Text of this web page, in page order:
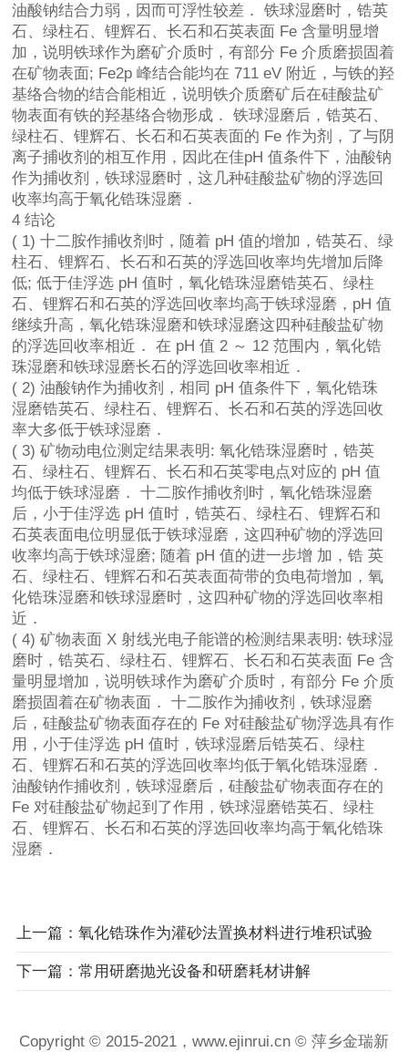
油酸钠结合力弱，因而可浮性较差． 铁球湿磨时，锆英
石、绿柱石、锂辉石、长石和石英表面 Fe 含量明显增
加，说明铁球作为磨矿介质时，有部分 Fe 介质磨损固着
在矿物表面; Fe2p 峰结合能均在 711 eV 附近，与铁的羟
基络合物的结合能相近，说明铁介质磨矿后在硅酸盐矿
物表面有铁的羟基络合物形成． 铁球湿磨后，锆英石、
绿柱石、锂辉石、长石和石英表面的 Fe 作为剂，了与阴
离子捕收剂的相互作用，因此在佳pH 值条件下，油酸钠
作为捕收剂，铁球湿磨时，这几种硅酸盐矿物的浮选回
收率均高于氧化锆珠湿磨．
4 结论
( 1) 十二胺作捕收剂时，随着 pH 值的增加，锆英石、绿
柱石、锂辉石、长石和石英的浮选回收率均先增加后降
低; 低于佳浮选 pH 值时，氧化锆珠湿磨锆英石、绿柱
石、锂辉石和石英的浮选回收率均高于铁球湿磨，pH 值
继续升高，氧化锆珠湿磨和铁球湿磨这四种硅酸盐矿物
的浮选回收率相近． 在 pH 值 2 ～ 12 范围内，氧化锆
珠湿磨和铁球湿磨长石的浮选回收率相近．
( 2) 油酸钠作为捕收剂，相同 pH 值条件下，氧化锆珠
湿磨锆英石、绿柱石、锂辉石、长石和石英的浮选回收
率大多低于铁球湿磨．
( 3) 矿物动电位测定结果表明: 氧化锆珠湿磨时，锆英
石、绿柱石、锂辉石、长石和石英零电点对应的 pH 值
均低于铁球湿磨． 十二胺作捕收剂时，氧化锆珠湿磨
后，小于佳浮选 pH 值时，锆英石、绿柱石、锂辉石和
石英表面电位明显低于铁球湿磨，这四种矿物的浮选回
收率均高于铁球湿磨; 随着 pH 值的进一步增 加，锆 英
石、绿柱石、锂辉石和石英表面荷带的负电荷增加，氧
化锆珠湿磨和铁球湿磨时，这四种矿物的浮选回收率相
近．
( 4) 矿物表面 X 射线光电子能谱的检测结果表明: 铁球湿
磨时，锆英石、绿柱石、锂辉石、长石和石英表面 Fe 含
量明显增加，说明铁球作为磨矿介质时，有部分 Fe 介质
磨损固着在矿物表面． 十二胺作为捕收剂，铁球湿磨
后，硅酸盐矿物表面存在的 Fe 对硅酸盐矿物浮选具有作
用，小于佳浮选 pH 值时，铁球湿磨后锆英石、绿柱
石、锂辉石和石英的浮选回收率均低于氧化锆珠湿磨．
油酸钠作捕收剂，铁球湿磨后，硅酸盐矿物表面存在的
Fe 对硅酸盐矿物起到了作用，铁球湿磨锆英石、绿柱
石、锂辉石、长石和石英的浮选回收率均高于氧化锆珠
湿磨．
上一篇：氧化锆珠作为灌砂法置换材料进行堆积试验
下一篇：常用研磨抛光设备和研磨耗材讲解
Copyright © 2015-2021，www.ejinrui.cn © 萍乡金瑞新